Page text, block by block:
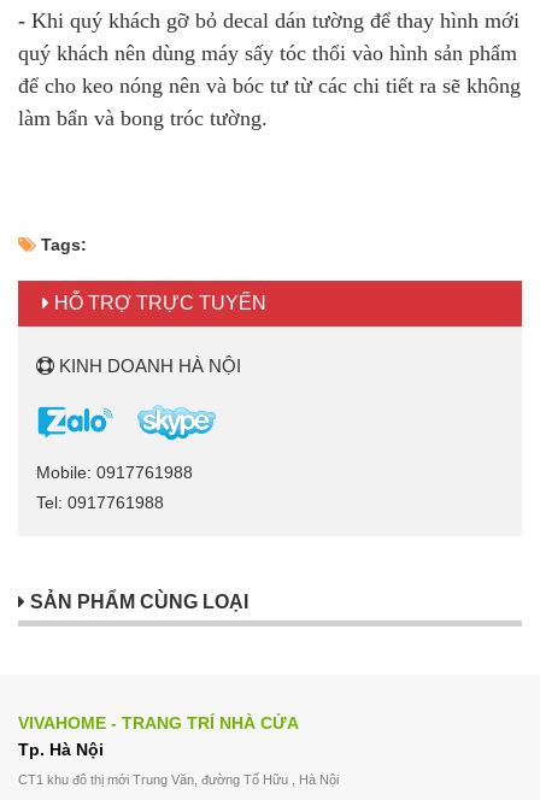
- Khi quý khách gỡ bỏ decal dán tường để thay hình mới
quý khách nên dùng máy sấy tóc thổi vào hình sản phẩm
để cho keo nóng nên và bóc tư từ các chi tiết ra sẽ không
làm bẩn và bong tróc tường.
Tags:
HỖ TRỢ TRỰC TUYẾN
KINH DOANH HÀ NỘI
Mobile: 0917761988
Tel: 0917761988
SẢN PHẨM CÙNG LOẠI
VIVAHOME - TRANG TRÍ NHÀ CỬA
Tp. Hà Nội
CT1 khu đô thị mới Trung Văn, đường Tố Hữu , Hà Nội